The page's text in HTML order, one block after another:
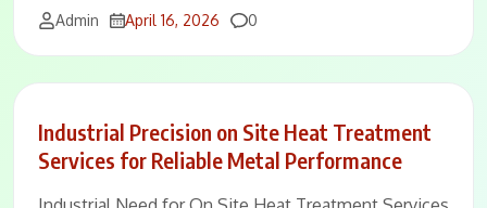
Admin April 16, 2026 Comments
0
Industrial Precision on Site Heat Treatment
Services for Reliable Metal Performance